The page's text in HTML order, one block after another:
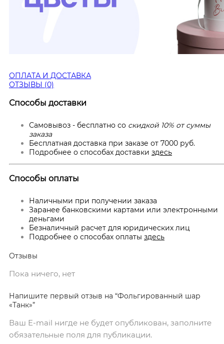
ОПЛАТА И ДОСТАВКА
ОТЗЫВЫ (0)
Способы доставки
Самовывоз - бесплатно со скидкой 10% от суммы
заказа
Бесплатная доставка при заказе от 7000 руб.
Подробнее о способах доставки здесь
Способы оплаты
Наличными при получении заказа
Заранее банковскими картами или электронными
деньгами
Безналичный расчет для юридических лиц
Подробнее о способах оплаты здесь
Отзывы
Пока ничего, нет
Напишите первый отзыв на “Фольгированный шар
«Танк»”
Ваш E-mail нигде не будет опубликован, заполните
обязательные поля для публикации.